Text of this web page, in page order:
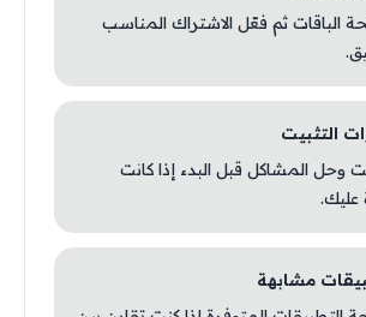
الباقات ثم فعّل الاشتراك المناسب
وحل المشاكل قبل البدء إذا كانت
عليك.